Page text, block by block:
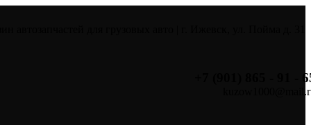
+7 (901) 865 - 91 -